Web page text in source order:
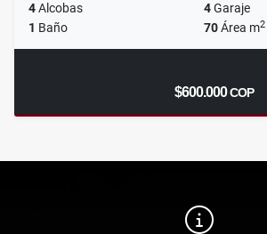
4Alcobas 4Garaje
1 Baño 70Área m2
$600.000COP